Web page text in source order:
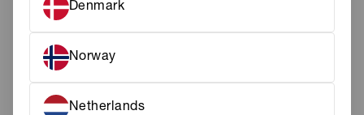
Denmark
Norway
Netherlands
En pung er praktisk at have til at holde styr på de vigtigste
småting. Med WRENE - Cognac fra Tiger of Sweden har du styr
på dine mindste ejendele og er også en flot del af dit outfit.